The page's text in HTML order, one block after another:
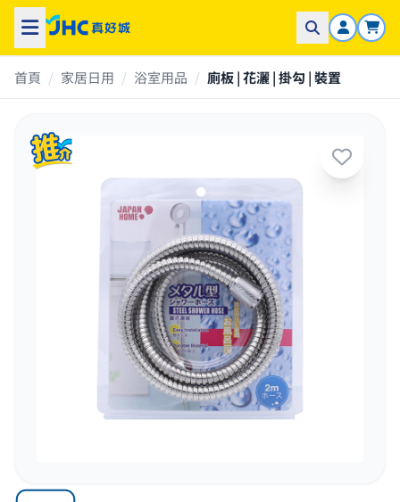
首頁 / 家居日用 / 浴室用品 / 廁板 | 花灑 | 掛勾 | 裝置